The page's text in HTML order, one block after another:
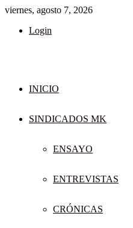
viernes, agosto 7, 2026
Login
INICIO
SINDICADOS MK
ENSAYO
ENTREVISTAS
CRÓNICAS